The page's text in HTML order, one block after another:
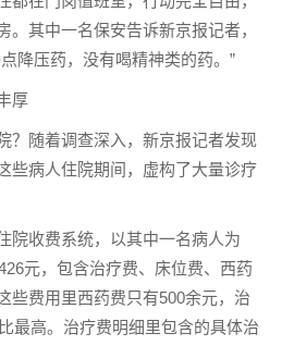
。其中一名保安告诉新京报记者，
降压药，没有喝精神类的药。”
厚
？随着调查深入，新京报记者发现
些病人住院期间，虚构了大量诊疗
院收费系统，以其中一名病人为
元，包含治疗费、床位费、西药
些费用里西药费只有500余元，治
最高。治疗费明细里包含的具体治